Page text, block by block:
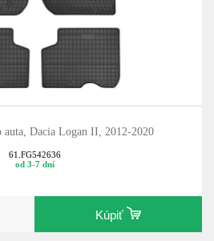
auta, Dacia Logan II, 2012-2020
61.FG542636
od 3-7 dní
Kúpiť